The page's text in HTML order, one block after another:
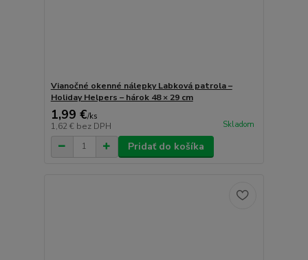
Vianočné okenné nálepky Labková patrola –
Holiday Helpers – hárok 48 × 29 cm
1,99 €/ks
1,62 € bez DPH Skladom
Pridať do košíka